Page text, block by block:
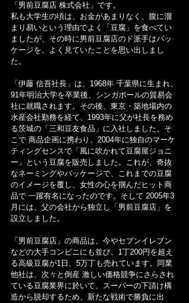
「男前豆腐店 株式会社」です。
私も大学生の頃は、お金があまりなく、腹に溜
まり易いという理由でよく「豆腐」を食べてい
ましたが、その時に男前豆腐店のド派手はパッ
ケージを、よく見ていたことを思い出しまし
た。
「伊藤 信吾社長」は、1968年 千葉県に生まれ、
91年明治大学を卒業後、シンガポールの貿易会
社に就職されます。その後、東京・築地場内の
水産会社勤務を経て、1993年に父が社長を務め
る茨城の「三和豆友食品」に入社しました。そ
こで 商品企画に携わり、2004年に独自のマーケ
ティングセンスで「風に吹かれて豆腐屋ジョニ
ー」という豆腐を販売しました。これが、奇抜
なネーミングやパッケージで、これまでの豆腐
のイメージを覆し、女性の心を掴んだヒット商
品で 一躍有名になったのです。そして 2005年3
月には、父の会社から独立し「男前豆腐店」を
設立しました。
「男前豆腐店」の商品は、今やセブンイレブン
などの大手コンビニにも並び、1丁200円を超え
る高級豆腐が1日、5万丁も売れています。同業
他社は、次々と倒産 激しい価格競争にさらされ
ている豆腐業界に於いて、スーパーの下請け構
造から脱却するため、新たな戦術で勝負に出